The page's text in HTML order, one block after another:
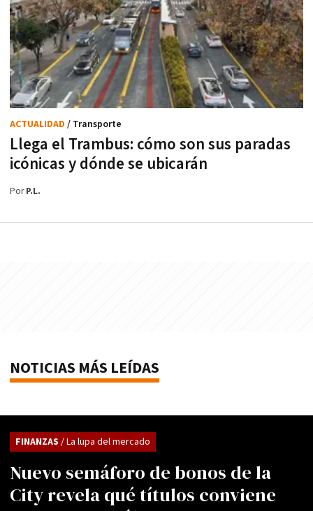
Llega el Trambus: cómo son sus paradas
icónicas y dónde se ubicarán
ACTUALIDAD / Transporte
PorP.L.
NOTICIAS MÁS LEÍDAS
Nuevo semáforo de bonos de la
City revela qué títulos conviene
FINANZAS / La lupa del mercado